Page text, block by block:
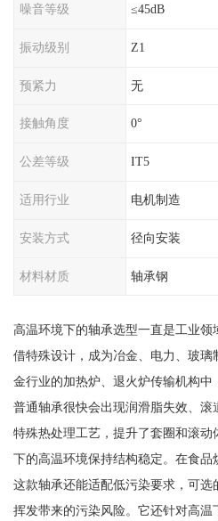
噪音等级 ≤45dB
振动级别 Z1
预紧力 无
接触角度 0°
公差等级 IT5
适用行业 电机制造
安装方式 径向安装
材料材质 轴承钢
高温环境下的轴承选型一直是工业
借特殊设计，成为冶金、电力、玻
金行业的加热炉、退火炉传输机构中
普通轴承很快会出现润滑脂失效、滚
特殊热处理工艺，提升了套圈和滚
下的高温环境保持结构稳定。在食品
这款轴承还能适配低污染要求，可
挥发带来的污染风险。它还针对高